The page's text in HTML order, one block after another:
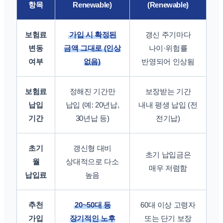
항목
Renewable)
(Renewable)
보험료
변동
여부
가입 시 확정된
금액 그대로 (인상
없음)
갱신 주기마다
나이·위험률
반영되어 인상됨
보험료
납입
기간
정해진 기간만
납입 (예: 20년납,
30년납 등)
보장받는 기간
내내 평생 납입 (전
전기납)
초기
월
납입료
갱신형 대비
상대적으로 다소
높음
초기 납입금은
매우 저렴함
추천
가입
20~50대 등
장기적인 노후
60대 이상 고령자
또는 단기 보장